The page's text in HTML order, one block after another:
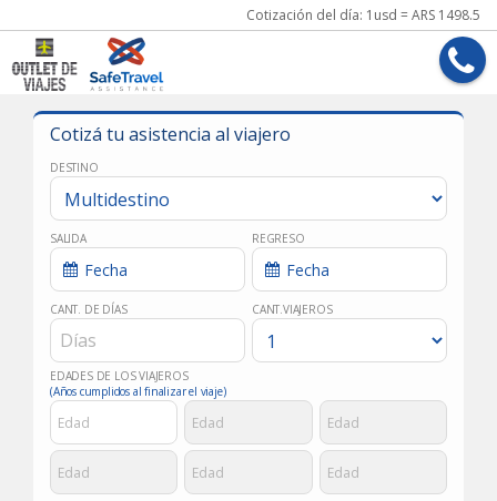
Cotización del día: 1usd = ARS 1498.5
Cotizá tu asistencia al viajero
DESTINO
SALIDA REGRESO
CANT. DE DÍAS CANT.VIAJEROS
EDADES DE LOS VIAJEROS
(Años cumplidos al finalizar el viaje)
PASAJERO
PASAJERO
PASAJERO
PASAJERO
PASAJERO
PASAJERO